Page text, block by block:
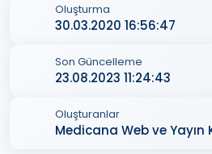
Oluşturma
30.03.2020 16:56:47
Son Güncelleme
23.08.2023 11:24:43
Oluşturanlar
Medicana Web ve Yayın